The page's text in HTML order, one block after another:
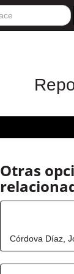
Otras
Córdova Díaz,